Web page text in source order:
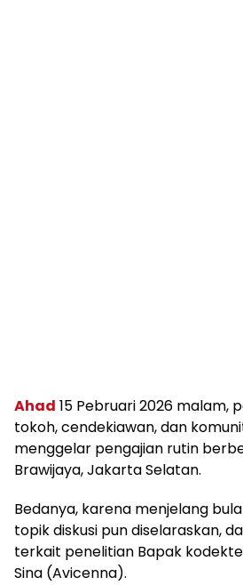
Ahad 15 Pebruari 2026 malam,
tokoh, cendekiawan, dan
menggelar pengajian rutin
Brawijaya, Jakarta Selatan.
Bedanya, karena menjelang
topik diskusi pun diselaraskan,
terkait penelitian Bapak
Sina (Avicenna).